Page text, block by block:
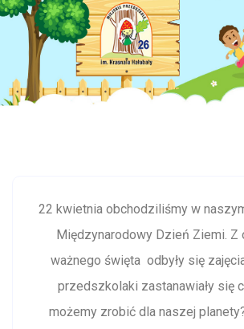
22 kwietnia obchodziliśmy w
Międzynarodowy Dzień Ziemi. Z
ważnego święta odbyły się
przedszkolaki zastanawiały się
możemy zrobić dla naszej